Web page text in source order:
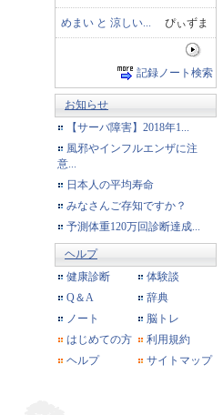
めまい と 涼しい... ぴぃずま
記録ノート検索
お知らせ
【サーバ障害】2018年1...
風邪やインフルエンザに注
意...
日本人の平均寿命
みなさんご存知ですか？
予測体重120万回診断達成...
ヘルプ
健康診断
体験談
Q＆A
辞典
ノート
脳トレ
はじめての方
利用規約
ヘルプ
サイトマップ